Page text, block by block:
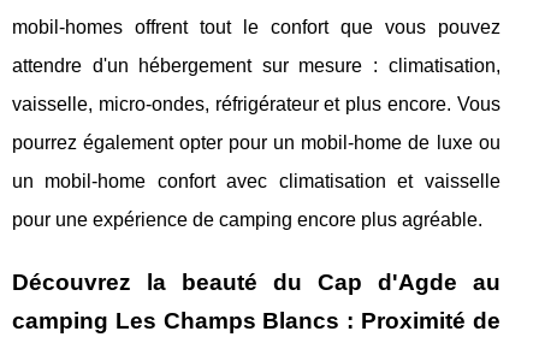
mobil-homes offrent tout le confort que vous pouvez
attendre d'un hébergement sur mesure : climatisation,
vaisselle, micro-ondes, réfrigérateur et plus encore. Vous
pourrez également opter pour un mobil-home de luxe ou
un mobil-home confort avec climatisation et vaisselle
pour une expérience de camping encore plus agréable.
Découvrez la beauté du Cap d'Agde au
camping Les Champs Blancs : Proximité de